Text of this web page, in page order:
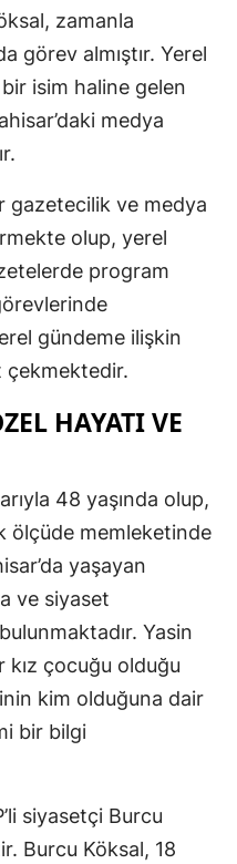
Kayseri
Kırklareli
Kocaeli
Malatya
Mardin
Muğla
Nevşehir
Niğde
Samsun
zamanla
görev almıştır. Yerel
bir isim haline gelen
medya
gazetecilik ve medya
olup, yerel
program
gündeme ilişkin
çekmektedir.
HAYATI VE
48 yaşında olup,
ölçüde memleketinde
yaşayan
ve siyaset
Yasin
kız çocuğu olduğu
kim olduğuna dair
bir bilgi
siyasetçi Burcu
Burcu Köksal, 18